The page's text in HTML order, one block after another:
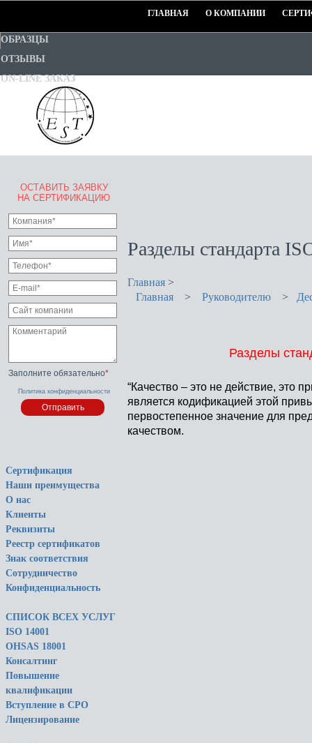
ГЛАВНАЯ О КОМПАНИИ
ОБРАЗЦЫ
ОТЗЫВЫ
ON-LINE ЗАКАЗ
ОСТАВИТЬ ЗАЯВКУ
НА СЕРТИФИКАЦИЮ
Заполните обязательно*
Политика конфиденциальности
Сертификация
Наши преимущества
О нас
Клиенты
Реквизиты
Реестр сертификатов
Знак соответствия
Сотрудничество
Конфиденциальность
СПИСОК ВСЕХ УСЛУГ
ISO 14001
OHSAS 18001
Консалтинг
Повышение
квалификации
Вступление в СРО
Лицензирование
Разделы стандарта
Главная >
Главная
> Руководителю >
Разделы
“Качество – это не действие, это
является кодификацией этой
первостепенное значение для
качеством.